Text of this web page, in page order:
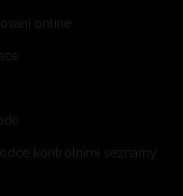
online
kontrolními seznamy